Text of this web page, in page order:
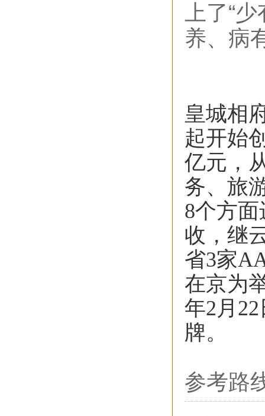
上了“
养、病
皇城相
起开始
亿元，
务、旅
8个方
收，继
省3家
在京为
年2月
牌。
参考路